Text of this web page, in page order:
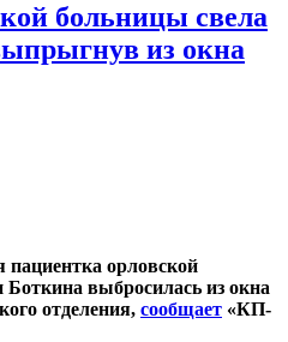
больницы свела
из окна
пациентка орловской
выбросилась из окна
отделения, сообщает «КП-